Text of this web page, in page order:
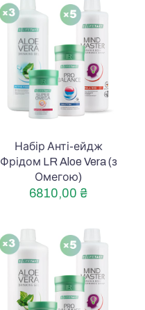
Набір Анті-ейдж
Фрідом LR Aloe Vera (з
Омегою)
6810,00 ₴